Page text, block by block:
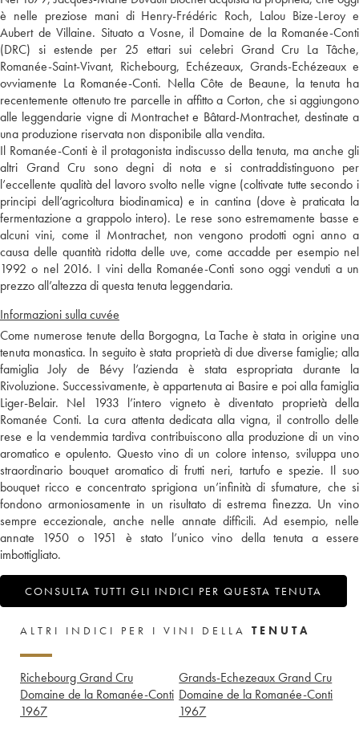
è nelle preziose mani di Henry-Frédéric Roch, Lalou Bize-Leroy e
Aubert de Villaine. Situato a Vosne, il Domaine de la Romanée-Conti
(DRC) si estende per 25 ettari sui celebri Grand Cru La Tâche,
Romanée-Saint-Vivant, Richebourg, Echézeaux, Grands-Echézeaux e
ovviamente La Romanée-Conti. Nella Côte de Beaune, la tenuta ha
recentemente ottenuto tre parcelle in affitto a Corton, che si aggiungono
alle leggendarie vigne di Montrachet e Bâtard-Montrachet, destinate a
una produzione riservata non disponibile alla vendita.
Il Romanée-Conti è il protagonista indiscusso della tenuta, ma anche gli
altri Grand Cru sono degni di nota e si contraddistinguono per
l’eccellente qualità del lavoro svolto nelle vigne (coltivate tutte secondo i
principi dell’agricoltura biodinamica) e in cantina (dove è praticata la
fermentazione a grappolo intero). Le rese sono estremamente basse e
alcuni vini, come il Montrachet, non vengono prodotti ogni anno a
causa delle quantità ridotta delle uve, come accadde per esempio nel
1992 o nel 2016. I vini della Romanée-Conti sono oggi venduti a un
prezzo all’altezza di questa tenuta leggendaria.
Informazioni sulla cuvée
Come numerose tenute della Borgogna, La Tache è stata in origine una
tenuta monastica. In seguito è stata proprietà di due diverse famiglie; alla
famiglia Joly de Bévy l’azienda è stata espropriata durante la
Rivoluzione. Successivamente, è appartenuta ai Basire e poi alla famiglia
Liger-Belair. Nel 1933 l’intero vigneto è diventato proprietà della
Romanée Conti. La cura attenta dedicata alla vigna, il controllo delle
rese e la vendemmia tardiva contribuiscono alla produzione di un vino
aromatico e opulento. Questo vino di un colore intenso, sviluppa uno
straordinario bouquet aromatico di frutti neri, tartufo e spezie. Il suo
bouquet ricco e concentrato sprigiona un’infinità di sfumature, che si
fondono armoniosamente in un risultato di estrema finezza. Un vino
sempre eccezionale, anche nelle annate difficili. Ad esempio, nelle
annate 1950 o 1951 è stato l’unico vino della tenuta a essere
imbottigliato.
CONSULTA TUTTI GLI INDICI PER QUESTA TENUTA
ALTRI INDICI PER I VINI DELLA TENUTA
Richebourg Grand Cru
Domaine de la Romanée-Conti
1967
Grands-Echezeaux Grand Cru
Domaine de la Romanée-Conti
1967